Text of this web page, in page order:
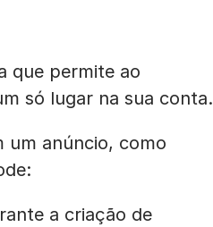
que permite ao
só lugar na sua conta.
um anúncio, como
a criação de